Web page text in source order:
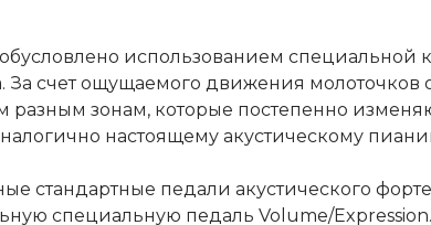
использованием
За счет ощущаемого движения
разным зонам, которые постепенно
настоящему акустическому
стандартные педали акустического
специальную педаль Volume/Expression.